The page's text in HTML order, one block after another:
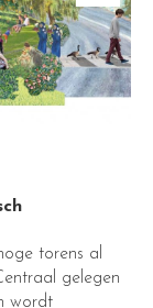
torens al
gelegen
wordt